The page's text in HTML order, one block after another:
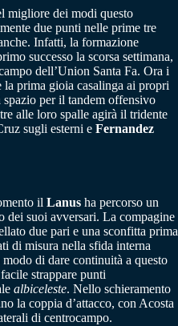
migliore dei modi questo
due punti nelle prime tre
Infatti, la formazione
successo la scorsa settimana,
dell’Union Santa Fa. Ora i
la prima gioia casalinga ai propri
per il tandem offensivo
alle loro spalle agirà il tridente
sugli esterni e Fernandez
il Lanus ha percorso un
dei suoi avversari. La compagine
due pari e una sconfitta prima
di misura nella sfida interna
di dare continuità a questo
strappare punti
albiceleste. Nello schieramento
la coppia d’attacco, con Acosta
di centrocampo.